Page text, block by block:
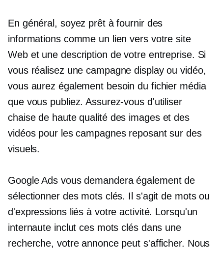
En général, soyez prêt à fournir des
informations comme un lien vers votre site
Web et une description de votre entreprise. Si
vous réalisez une campagne display ou vidéo,
vous aurez également besoin du fichier média
que vous publiez. Assurez-vous d'utiliser
chaise de haute qualitédes images et des
vidéos pour les campagnes reposant sur des
visuels.
Google Ads vous demandera également de
sélectionner des mots clés. Il s'agit de mots ou
d'expressions liés à votre activité. Lorsqu'un
internaute inclut ces mots clés dans une
recherche, votre annonce peut s'afficher. Nous